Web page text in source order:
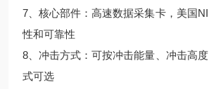
7、核心部件：高速数据采集卡，美国
性和可靠性
8、冲击方式：可按冲击能量、冲击高
式可选